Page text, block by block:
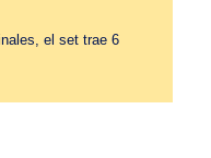
el set trae 6